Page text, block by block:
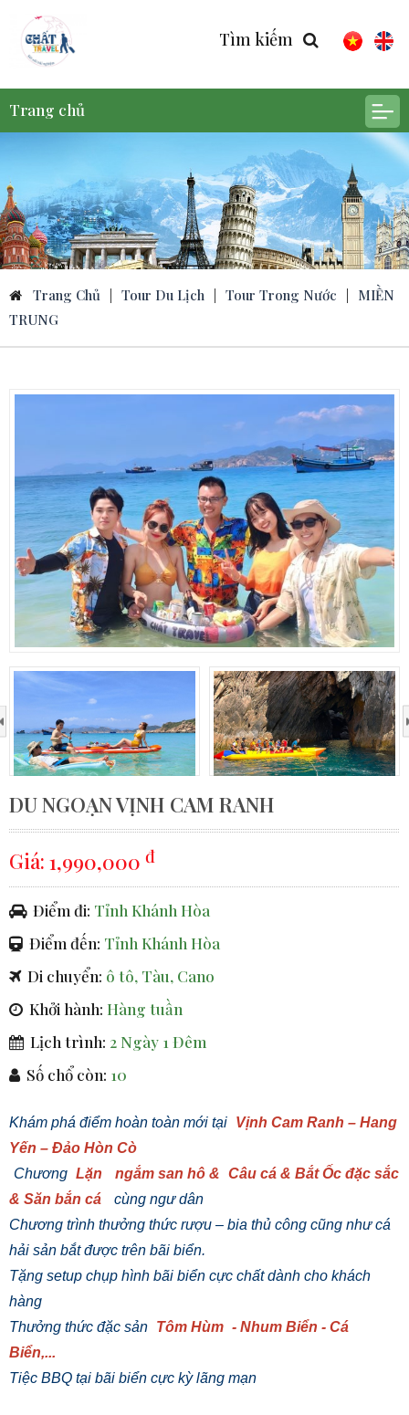
Tìm kiếm
Trang chủ
Trang Chủ Tour Du Lịch Tour Trong Nước
MIỀN
TRUNG
›
DU NGOẠN VỊNH CAM RANH
Giá: 1,990,000 đ
Điểm đi: Tỉnh Khánh Hòa
Điểm đến: Tỉnh Khánh Hòa
Di chuyển: ô tô, Tàu, Cano
Khởi hành: Hàng tuần
Lịch trình: 2 Ngày 1 Đêm
Số chổ còn: 10
Khám phá điểm hoàn toàn mới tại Vịnh Cam Ranh – Hang
Yến – Đảo Hòn Cò
Chương Lặn ngắm san hô & Câu cá & Bắt Ốc đặc sắc
& Săn bắn cá
cùng ngư dân
Chương trình thưởng thức rượu – bia thủ công cũng như cá
hải sản bắt được trên bãi biển.
Tặng setup chụp hình bãi biển cực chất dành cho khách
hàng
Thưởng thức đặc sản Tôm Hùm - Nhum Biển - Cá
Biển,...
Tiệc BBQ tại bãi biển cực kỳ lãng mạn